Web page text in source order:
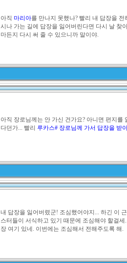
아직 마리아를 만나지 못했나? 빨리 내 답장을 전
시나 가는 길에 답장을 잃어버린다면 다시 날 찾
마든지 다시 써 줄 수 있으니까 말이야.
아직 장로님께는 안 가신 건가요? 아니면 편지를
다던가... 빨리 루카스# 장로님께 가서 답장을 받
내 답장을 잃어버렸군! 조심했어야지... 하긴 이
스터들이 서식하고 있기 때문에 조심해야 할걸세
장 여기 있네. 이번에는 조심해서 전해주도록 해.